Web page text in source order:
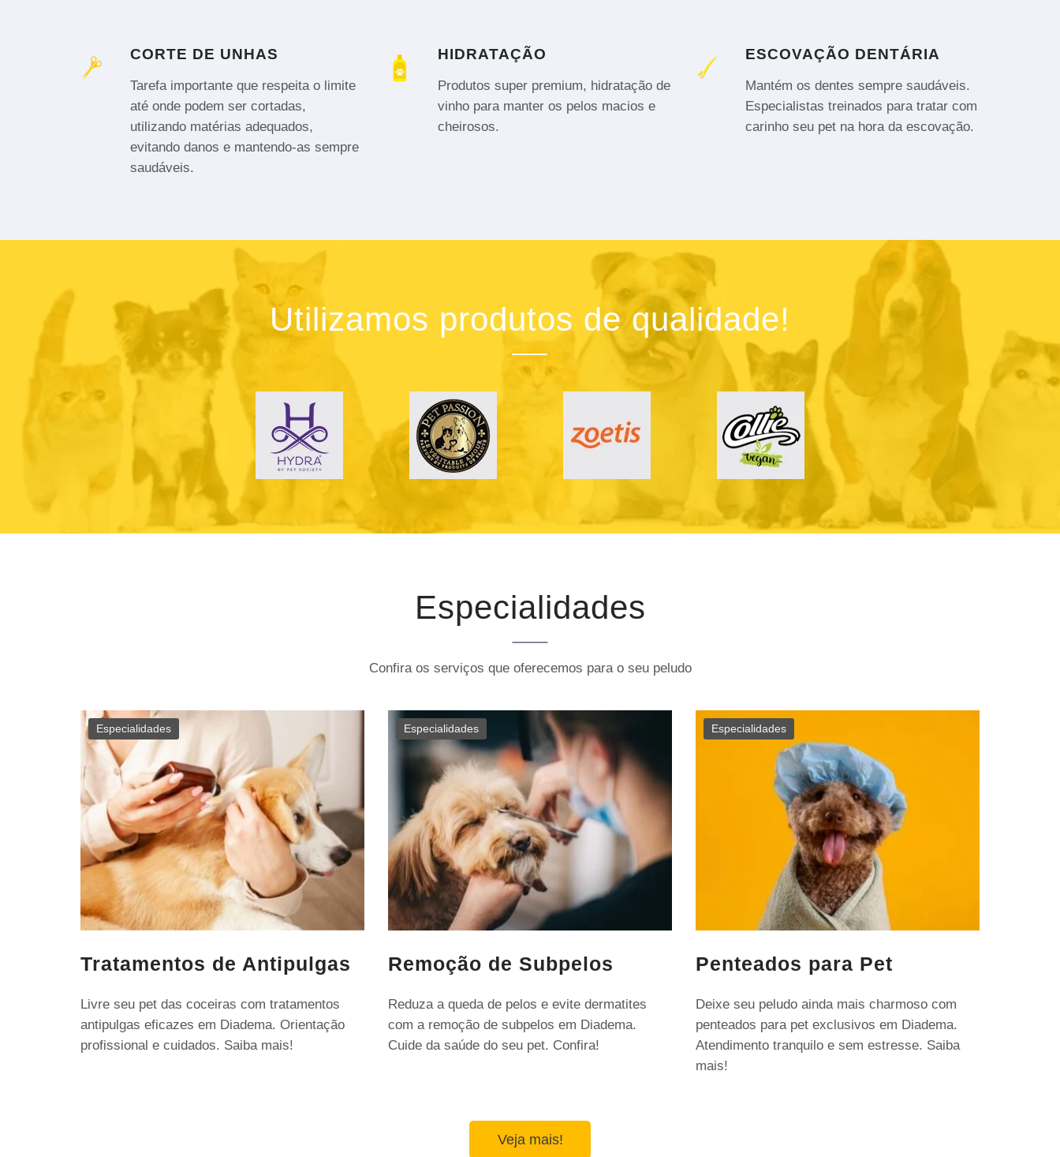
CORTE DE UNHAS
Tarefa importante que respeita o limite
até onde podem ser cortadas,
utilizando matérias adequados,
evitando danos e mantendo-as sempre
saudáveis.
HIDRATAÇÃO
Produtos super premium, hidratação de
vinho para manter os pelos macios e
cheirosos.
ESCOVAÇÃO DENTÁRIA
Mantém os dentes sempre saudáveis.
Especialistas treinados para tratar com
carinho seu pet na hora da escovação.
Utilizamos produtos de qualidade!
Especialidades
Confira os serviços que oferecemos para o seu peludo
Especialidades
Tratamentos de Antipulgas
Livre seu pet das coceiras com tratamentos
antipulgas eficazes em Diadema. Orientação
profissional e cuidados. Saiba mais!
Especialidades
Remoção de Subpelos
Reduza a queda de pelos e evite dermatites
com a remoção de subpelos em Diadema.
Cuide da saúde do seu pet. Confira!
Especialidades
Penteados para Pet
Deixe seu peludo ainda mais charmoso com
penteados para pet exclusivos em Diadema.
Atendimento tranquilo e sem estresse. Saiba
mais!
Veja mais!